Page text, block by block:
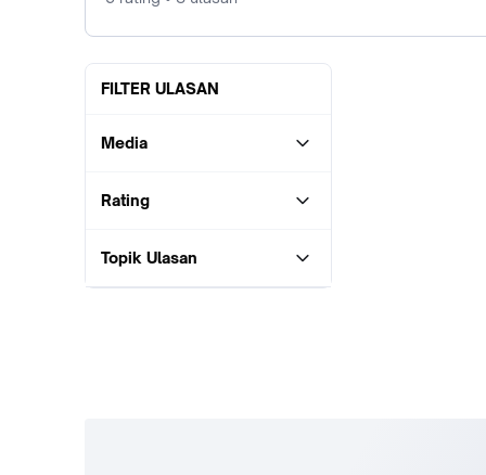
FILTER ULASAN
Media
Rating
Topik Ulasan